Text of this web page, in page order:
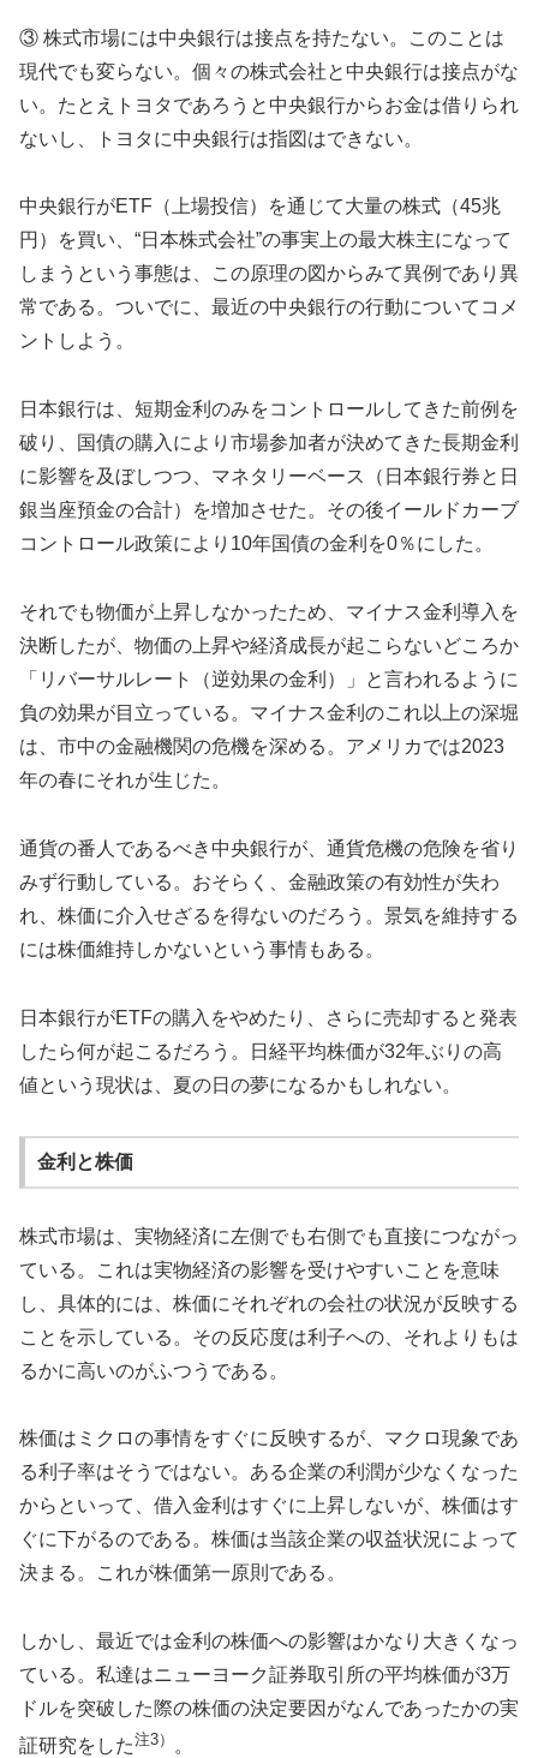
③ 株式市場には中央銀行は接点を持たない。このことは
現代でも変らない。個々の株式会社と中央銀行は接点がな
い。たとえトヨタであろうと中央銀行からお金は借りられ
ないし、トヨタに中央銀行は指図はできない。
中央銀行がETF（上場投信）を通じて大量の株式（45兆
円）を買い、“日本株式会社”の事実上の最大株主になって
しまうという事態は、この原理の図からみて異例であり異
常である。ついでに、最近の中央銀行の行動についてコメ
ントしよう。
日本銀行は、短期金利のみをコントロールしてきた前例を
破り、国債の購入により市場参加者が決めてきた長期金利
に影響を及ぼしつつ、マネタリーベース（日本銀行券と日
銀当座預金の合計）を増加させた。その後イールドカーブ
コントロール政策により10年国債の金利を0％にした。
それでも物価が上昇しなかったため、マイナス金利導入を
決断したが、物価の上昇や経済成長が起こらないどころか
「リバーサルレート（逆効果の金利）」と言われるように
負の効果が目立っている。マイナス金利のこれ以上の深堀
は、市中の金融機関の危機を深める。アメリカでは2023
年の春にそれが生じた。
通貨の番人であるべき中央銀行が、通貨危機の危険を省り
みず行動している。おそらく、金融政策の有効性が失わ
れ、株価に介入せざるを得ないのだろう。景気を維持する
には株価維持しかないという事情もある。
日本銀行がETFの購入をやめたり、さらに売却すると発表
したら何が起こるだろう。日経平均株価が32年ぶりの高
値という現状は、夏の日の夢になるかもしれない。
金利と株価
株式市場は、実物経済に左側でも右側でも直接につながっ
ている。これは実物経済の影響を受けやすいことを意味
し、具体的には、株価にそれぞれの会社の状況が反映する
ことを示している。その反応度は利子への、それよりもは
るかに高いのがふつうである。
株価はミクロの事情をすぐに反映するが、マクロ現象であ
る利子率はそうではない。ある企業の利潤が少なくなった
からといって、借入金利はすぐに上昇しないが、株価はす
ぐに下がるのである。株価は当該企業の収益状況によって
決まる。これが株価第一原則である。
しかし、最近では金利の株価への影響はかなり大きくなっ
ている。私達はニューヨーク証券取引所の平均株価が3万
ドルを突破した際の株価の決定要因がなんであったかの実
証研究をした注3） 。